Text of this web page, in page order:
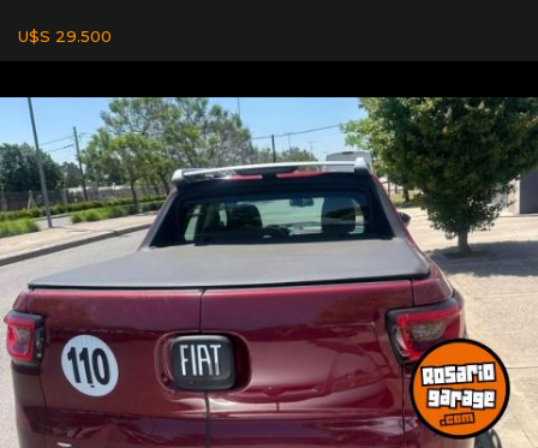
U$S 29.500